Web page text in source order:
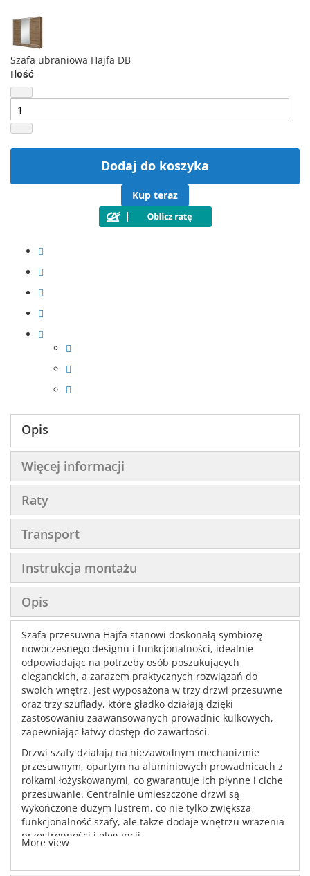
Szafa ubraniowa Hajfa DB
Ilość
Dodaj do koszyka
Kup teraz
Opis
Więcej informacji
Raty
Transport
Instrukcja montażu
Opis
Szafa przesuwna Hajfa stanowi doskonałą symbiozę
nowoczesnego designu i funkcjonalności, idealnie
odpowiadając na potrzeby osób poszukujących
eleganckich, a zarazem praktycznych rozwiązań do
swoich wnętrz. Jest wyposażona w trzy drzwi przesuwne
oraz trzy szuflady, które gładko działają dzięki
zastosowaniu zaawansowanych prowadnic kulkowych,
zapewniając łatwy dostęp do zawartości.
Drzwi szafy działają na niezawodnym mechanizmie
przesuwnym, opartym na aluminiowych prowadnicach z
rolkami łożyskowanymi, co gwarantuje ich płynne i ciche
przesuwanie. Centralnie umieszczone drzwi są
wykończone dużym lustrem, co nie tylko zwiększa
funkcjonalność szafy, ale także dodaje wnętrzu wrażenia
przestronności i elegancji.
maksymalnej organizacji przestrzeni, oferując część z
More view